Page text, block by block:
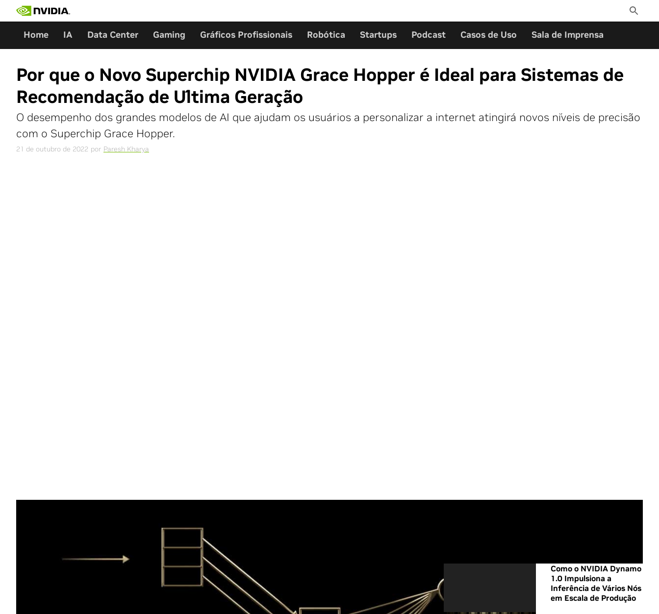
Toggle
Search
Home IA Data Center Gaming Gráficos Profissionais Robótica Startups Podcast Casos de Uso Sala de Imprensa
Por que o Novo Superchip NVIDIA Grace Hopper é Ideal para Sistemas de
Recomendação de Última Geração
O desempenho dos grandes modelos de AI que ajudam os usuários a personalizar a internet atingirá novos níveis de precisão
com o Superchip Grace Hopper.
21 de outubro de 2022 por Paresh Kharya
Os sistemas de recomendação, os motores econômicos da internet, ganharam um novo
acelerador: oSuperchip NVIDIA Grace Hopper
Todos os dias, os sistemas de recomendação fornecem trilhões de resultados de pesquisa,
anúncios, produtos, música e notícias para bilhões de pessoas. Eles estão entre os modelos de AI
mais importantes do nosso tempo porque são incrivelmente eficazes em encontrar no caos da
Como o NVIDIA Dynamo
1.0 Impulsiona a
Inferência de Vários Nós
em Escala de Produção